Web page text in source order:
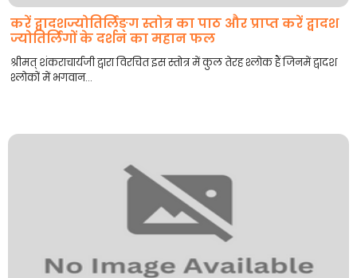
करें द्वादशज्योतिर्लिङ्ग स्तोत्र का पाठ और प्राप्त करें द्वादश
ज्योतिर्लिंगों के दर्शन का महान फल
श्रीमत् शंकराचार्यजी द्वारा विरचित इस स्तोत्र में कुल तेरह श्लोक हैं जिनमें द्वादश
श्लोकों में भगवान...